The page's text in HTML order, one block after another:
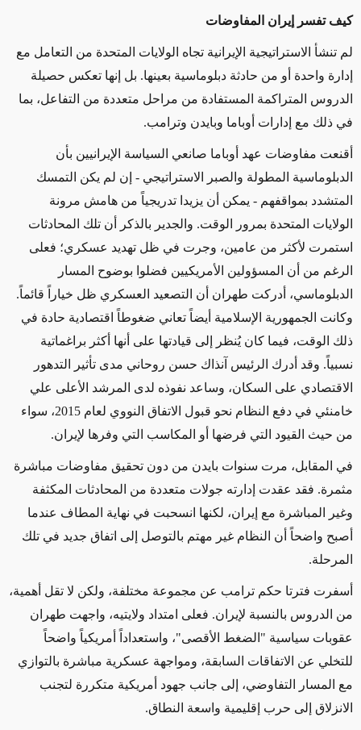
كيف تفسر إيران المفاوضات
لم تنشأ الاستراتيجية الإيرانية تجاه الولايات المتحدة من التعامل مع
إدارة واحدة أو من حادثة دبلوماسية بعينها. بل إنها تعكس حصيلة
الدروس المتراكمة المستفادة من مراحل متعددة من التفاعل، بما
في ذلك مع إدارات أوباما وبايدن وترامب.
أقنعت مفاوضات عهد أوباما صانعي السياسة الإيرانيين بأن
الدبلوماسية المطولة والصبر الاستراتيجي - إن لم يكن التمسك
المتشدد بمواقفهم - يمكن أن يزيدا تدريجياً من هامش مرونة
الولايات المتحدة بمرور الوقت. والجدير بالذكر أن تلك المحادثات
استمرت لأكثر من عامين، وجرت في ظل تهديد عسكري؛ فعلى
الرغم من أن المسؤولين الأمريكيين فضلوا بوضوح المسار
الدبلوماسي، أدركت طهران أن التصعيد العسكري ظل خياراً قائماً.
وكانت الجمهورية الإسلامية أيضاً تعاني ضغوطاً اقتصادية حادة في
ذلك الوقت، فيما كان يُنظر إلى قيادتها على أنها أكثر براغماتية
نسبياً. وقد أدرك الرئيس آنذاك حسن روحاني مدى تأثير التدهور
الاقتصادي على السكان، وساعد نفوذه لدى المرشد الأعلى علي
خامنئي في دفع النظام نحو قبول الاتفاق النووي لعام 2015، سواء
من حيث القيود التي فرضها أو المكاسب التي وفرها لإيران.
في المقابل، مرت سنوات بايدن من دون تحقيق مفاوضات مباشرة
مثمرة. فقد عقدت إدارته جولات متعددة من المحادثات المكثفة
وغير المباشرة مع إيران، لكنها انسحبت في نهاية المطاف عندما
أصبح واضحاً أن النظام غير مهتم بالتوصل إلى اتفاق جديد في تلك
المرحلة.
أسفرت فترتا حكم ترامب عن مجموعة مختلفة، ولكن لا تقل أهمية،
من الدروس بالنسبة لإيران. فعلى امتداد ولايتيه، واجهت طهران
عقوبات سياسية "الضغط الأقصى"، واستعداداً أمريكياً واضحاً
للتخلي عن الاتفاقات السابقة، ومواجهة عسكرية مباشرة بالتوازي
مع المسار التفاوضي، إلى جانب جهود أمريكية متكررة لتجنب
الانزلاق إلى حرب إقليمية واسعة النطاق.